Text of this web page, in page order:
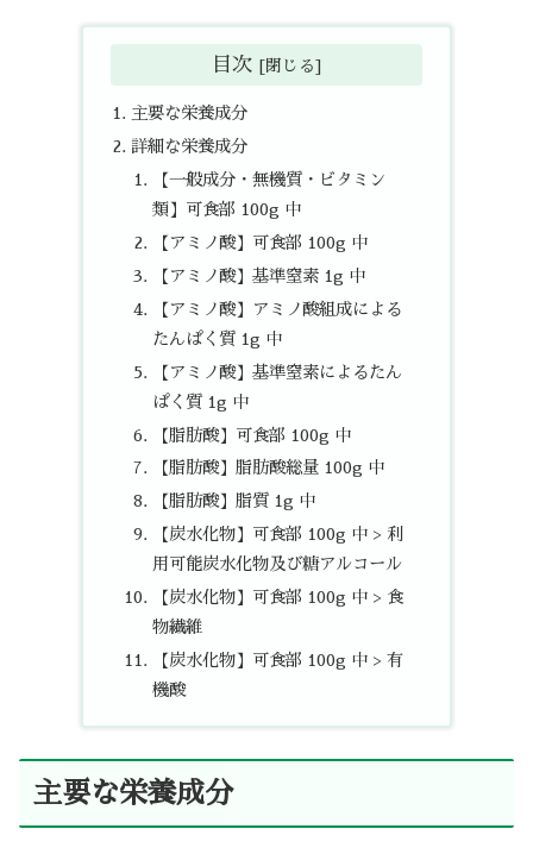
目次
主要な栄養成分
詳細な栄養成分
【一般成分・無機質・ビタミン
類】可食部 100g 中
【アミノ酸】可食部 100g 中
【アミノ酸】基準窒素 1g 中
【アミノ酸】アミノ酸組成による
たんぱく質 1g 中
【アミノ酸】基準窒素によるたん
ぱく質 1g 中
【脂肪酸】可食部 100g 中
【脂肪酸】脂肪酸総量 100g 中
【脂肪酸】脂質 1g 中
【炭水化物】可食部 100g 中 > 利
用可能炭水化物及び糖アルコール
【炭水化物】可食部 100g 中 > 食
物繊維
【炭水化物】可食部 100g 中 > 有
機酸
主要な栄養成分